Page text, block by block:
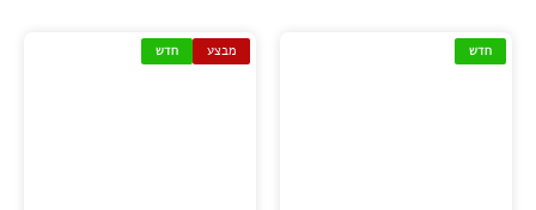
חדש מבצע חדש